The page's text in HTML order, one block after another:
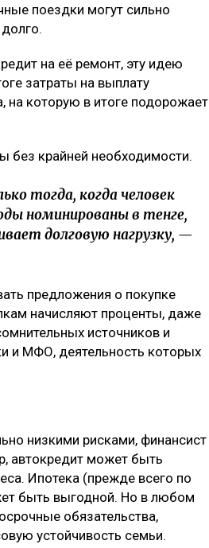
поездки могут сильно
на её ремонт, эту идею
затраты на выплату
на которую в итоге подорожает
без крайней необходимости.
тогда, когда человек
номинированы в тенге,
долговую нагрузку, —
предложения о покупке
начисляют проценты, даже
источников и
и МФО, деятельность которых
низкими рисками, финансист
автокредит может быть
Ипотека (прежде всего по
быть выгодной. Но в любом
обязательства,
устойчивость семьи.